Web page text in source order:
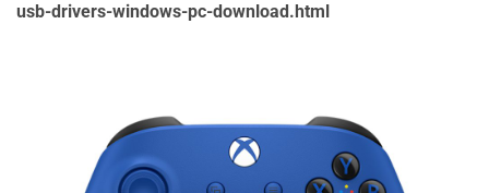
usb-drivers-windows-pc-download.html